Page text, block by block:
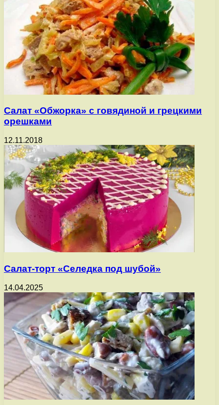
Салат «Обжорка» с говядиной и грецкими
орешками
12.11.2018
Салат-торт «Селедка под шубой»
14.04.2025